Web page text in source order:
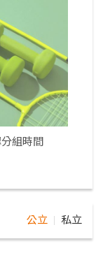
組時間
公立 私立